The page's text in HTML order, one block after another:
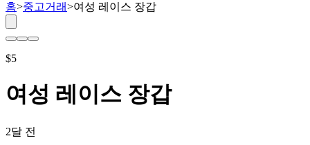
홈>중고거래>여성 레이스 장갑
$5
여성 레이스 장갑
2달 전